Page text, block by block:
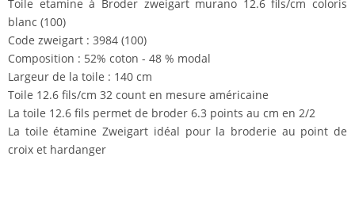
Toile etamine à Broder zweigart murano 12.6 fils/cm coloris
blanc (100)
Code zweigart : 3984 (100)
Composition : 52% coton - 48 % modal
Largeur de la toile : 140 cm
Toile 12.6 fils/cm 32 count en mesure américaine
La toile 12.6 fils permet de broder 6.3 points au cm en 2/2
La toile étamine Zweigart idéal pour la broderie au point de
croix et hardanger